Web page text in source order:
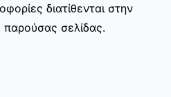
διατίθενται στην
παρούσας σελίδας.